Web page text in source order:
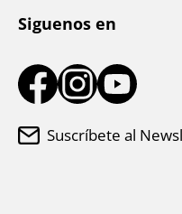
Siguenos en
Suscríbete al